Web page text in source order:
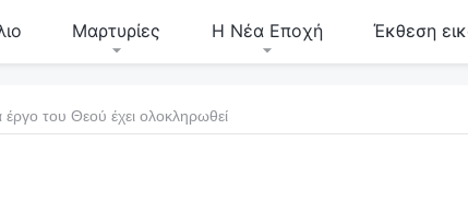
Μαρτυρίες Η Νέα Εποχή Έκθεση
του Θεού έχει ολοκληρωθεί